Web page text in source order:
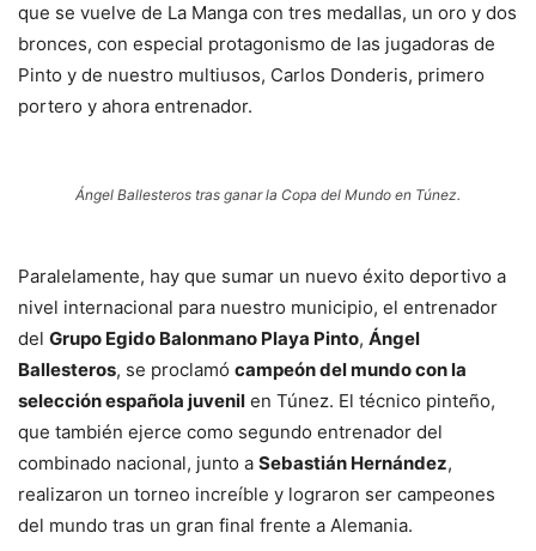
que se vuelve de La Manga con tres medallas, un oro y dos
bronces, con especial protagonismo de las jugadoras de
Pinto y de nuestro multiusos, Carlos Donderis, primero
portero y ahora entrenador.
Ángel Ballesteros tras ganar la Copa del Mundo en Túnez.
Paralelamente, hay que sumar un nuevo éxito deportivo a
nivel internacional para nuestro municipio, el entrenador
del Grupo Egido Balonmano Playa Pinto, Ángel
Ballesteros, se proclamó campeón del mundo con la
selección española juvenil en Túnez. El técnico pinteño,
que también ejerce como segundo entrenador del
combinado nacional, junto a Sebastián Hernández,
realizaron un torneo increíble y lograron ser campeones
del mundo tras un gran final frente a Alemania.